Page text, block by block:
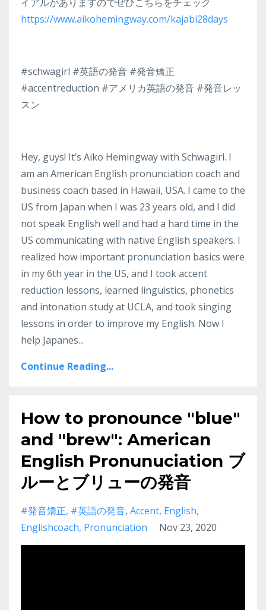
https://www.aikohemingway.com/kajabi28days
#schwagirl #英語の発音 #発音矯正
#accentreduction #アメリカ英語の発音 #発音レッ
スン
Hey, guys! It’s Aiko Hemingway with Schwagirl. I
am an American English pronunciation coach and
business coach based in Hawaii, USA. I came to the
US from Japan when I was 23 years old, and I did
not speak English well and had a hard time in the
US communicating with native English speakers. I
realized how important pronunciation basics were
in my 6th year in the US, and I took accent
reduction lessons, learned linguistics, phonetics
and intonation study at UCLA, and took singing
lessons in order to improve my English. Now I
help Japanes...
Continue Reading...
How to pronounce "blue"
and "brew": American
English Pronunuciation ブ
ルーとブリューの発音
#発音矯正 #英語の発音 Accent English
Englishcoach Pronunciation Nov 23, 2020